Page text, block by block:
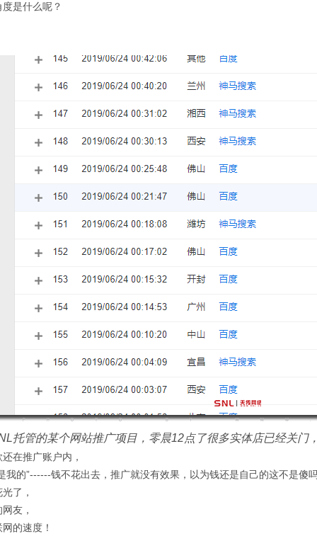
是什么呢？
托管的某个网站推广项目，零晨12点了很多实体店已经关
在推广账户内，
我的”------钱不花出去，推广就没有效果，以为钱还是自己的这不是傻
了，
友，
的速度！